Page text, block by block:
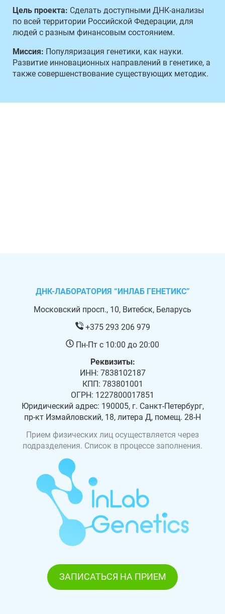
Цель проекта: Сделать доступными ДНК-анализы
по всей территории Российской Федерации, для
людей с разным финансовым состоянием.
Миссия: Популяризация генетики, как науки.
Развитие инновационных направлений в генетике, а
также совершенствование существующих методик.
ДНК-ЛАБОРАТОРИЯ “ИНЛАБ ГЕНЕТИКС”
Московский просп., 10, Витебск, Беларусь
+375 293 206 979
Пн-Пт с 10:00 до 20:00
Реквизиты:
ИНН: 7838102187
КПП: 783801001
ОГРН: 1227800017851
Юридический адрес: 190005, г. Санкт-Петербург,
пр-кт Измайловский, 18, литера Д, помещ. 28-Н
Прием физических лиц осуществляется через
подразделения. Список в процессе заполнения.
ЗАПИСАТЬСЯ НА ПРИЕМ